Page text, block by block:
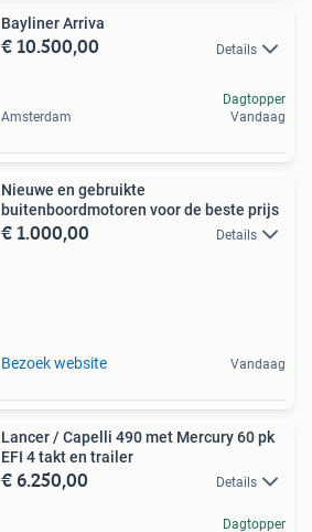
Bayliner Arriva
€ 10.500,00 Details
Amsterdam
Dagtopper
Vandaag
Nieuwe en gebruikte
buitenboordmotoren voor de beste prijs
€ 1.000,00 Details
Bezoek website Vandaag
Lancer / Capelli 490 met Mercury 60 pk
EFI 4 takt en trailer
€ 6.250,00 Details
Dagtopper